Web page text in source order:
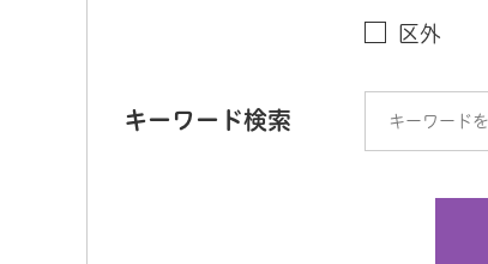
区外
キーワード検索